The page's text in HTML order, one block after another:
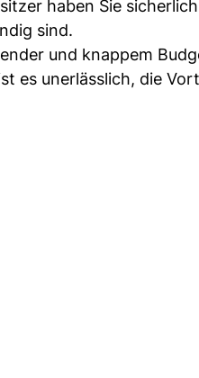
haben Sie
sind.
und knappem
es unerlässlich, die